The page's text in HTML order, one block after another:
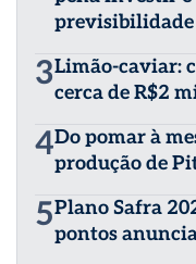
previsibilidade
3Limão-caviar:
cerca de R$2
4Do pomar à
produção de
5Plano Safra
pontos